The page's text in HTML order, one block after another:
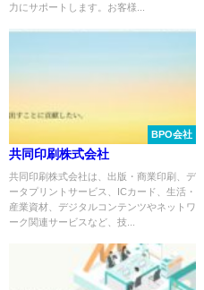
力にサポートします。お客様...
BPO会社
共同印刷株式会社
共同印刷株式会社は、出版・商業印刷、デ
ータプリントサービス、ICカード、生活・
産業資材、デジタルコンテンツやネットワ
ーク関連サービスなど、技...